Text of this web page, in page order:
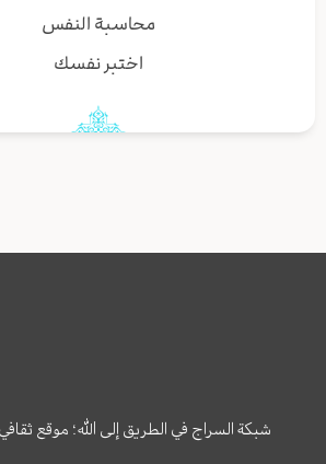
محاسبة النفس
اختبر نفسك
شبكة السراج في الطريق إلى الله؛ موقع